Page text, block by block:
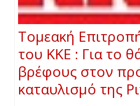
Τομεακή
του ΚΚΕ : Για το
βρέφους στον
καταυλισμό της